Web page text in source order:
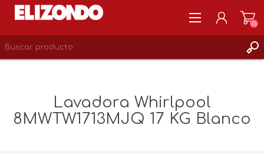
LISTA DE DESEOS 0
(0)
Lavadora Whirlpool
8MWTW1713MJQ 17 KG Blanco